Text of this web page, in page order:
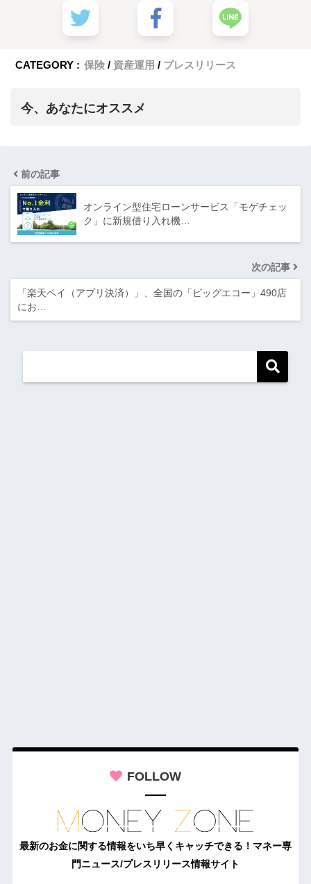
CATEGORY : 保険 資産運用 プレスリリース
今、あなたにオススメ
前の記事
オンライン型住宅ローンサービス「モゲチェッ
ク」に新規借り入れ機…
次の記事
「楽天ペイ（アプリ決済）」、全国の「ビッグエコー」490店
にお…
FOLLOW
最新のお金に関する情報をいち早くキャッチできる！マネー専
門ニュース/プレスリリース情報サイト